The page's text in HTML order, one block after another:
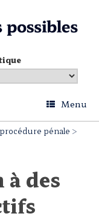
Menu
pénale >
des